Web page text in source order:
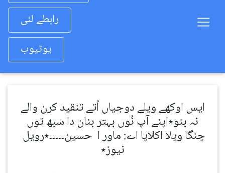
رابطے لئی
یوٹیوب
ایس اوکھے ویلے دوجیاں اُتے تنقید کرن والے
نہ بنو٭اپنے آپ نُوں بہتر بنان دا سبھ توں
چنگا ویلا اکلاپا اے: ماور ا حسین۔۔۔۔۔٭رویل
نیوز٭